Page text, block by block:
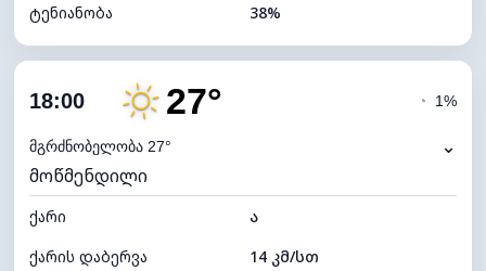
ტენიანობა
38%
ღრუბლიანობა
ნამის წერტილი
ხილვადობა
განათების ინდექსი 7 (ნათელი)
ღრუბლის სიმაღლე 11440 მ
18:00 27°
მგრძნობელობა 27°
◔ 1%
⌄
მოწმენდილი
ქარი
ა
ქარის დაბერვა
14 კმ/სთ